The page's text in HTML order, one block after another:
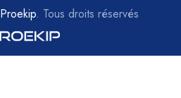
Proekip. Tous droits réservés